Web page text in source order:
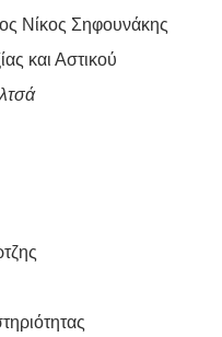
Νίκος Σηφουνάκης
και Αστικού